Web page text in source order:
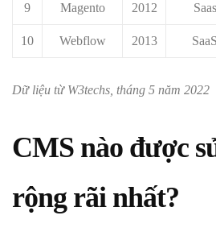
9 Magento 2012 Saas
10 Webflow 2013 SaaS
Dữ liệu từ W3techs, tháng 5 năm 2022
CMS nào được
rộng rãi nhất?